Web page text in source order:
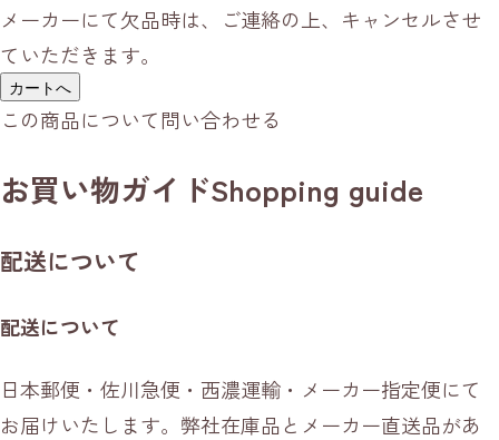
メーカーにて欠品時は、ご連絡の上、キャンセルさせ
ていただきます。
カートへ
この商品について問い合わせる
お買い物ガイドShopping guide
配送について
配送について
日本郵便・佐川急便・西濃運輸・メーカー指定便にて
お届けいたします。弊社在庫品とメーカー直送品があ